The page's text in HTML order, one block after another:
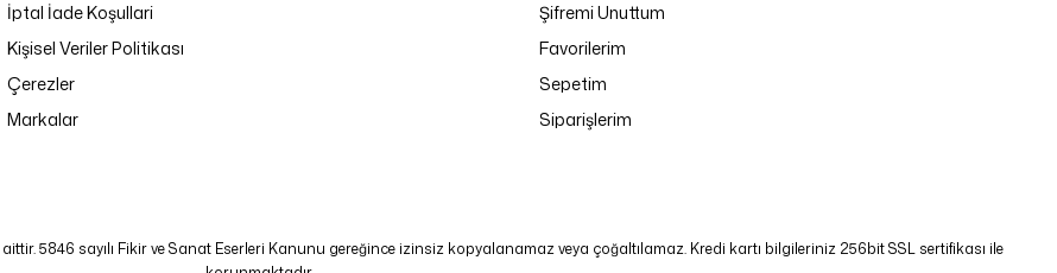
İptal İade Koşullari
Kişisel Veriler Politikası
Çerezler
Markalar
Şifremi Unuttum
Favorilerim
Sepetim
Siparişlerim
5846 sayılı Fikir ve Sanat Eserleri Kanunu gereğince izinsiz kopyalanamaz veya çoğaltılamaz. Kredi kartı bilgileriniz 256bit SSL sertifikası ile